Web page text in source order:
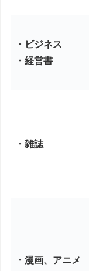
・ビジネス
・経営書
・雑誌
・漫画、アニメ